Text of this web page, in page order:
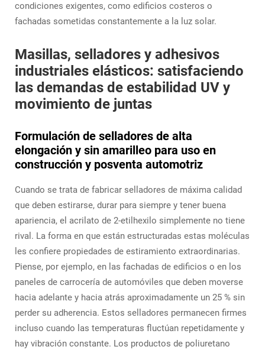
condiciones exigentes, como edificios costeros o
fachadas sometidas constantemente a la luz solar.
Masillas, selladores y adhesivos
industriales elásticos: satisfaciendo
las demandas de estabilidad UV y
movimiento de juntas
Formulación de selladores de alta
elongación y sin amarilleo para uso en
construcción y posventa automotriz
Cuando se trata de fabricar selladores de máxima calidad
que deben estirarse, durar para siempre y tener buena
apariencia, el acrilato de 2-etilhexilo simplemente no tiene
rival. La forma en que están estructuradas estas moléculas
les confiere propiedades de estiramiento extraordinarias.
Piense, por ejemplo, en las fachadas de edificios o en los
paneles de carrocería de automóviles que deben moverse
hacia adelante y hacia atrás aproximadamente un 25 % sin
perder su adherencia. Estos selladores permanecen firmes
incluso cuando las temperaturas fluctúan repetidamente y
hay vibración constante. Los productos de poliuretano